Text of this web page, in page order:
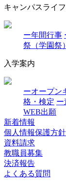
キャンパスライフ
ー年間行事
祭（学園祭）
入学案内
ーオープン
格・検定 ー
WEB出願
新着情報
個人情報保護方針
資料請求
教職員募集
決済報告
よくある質問